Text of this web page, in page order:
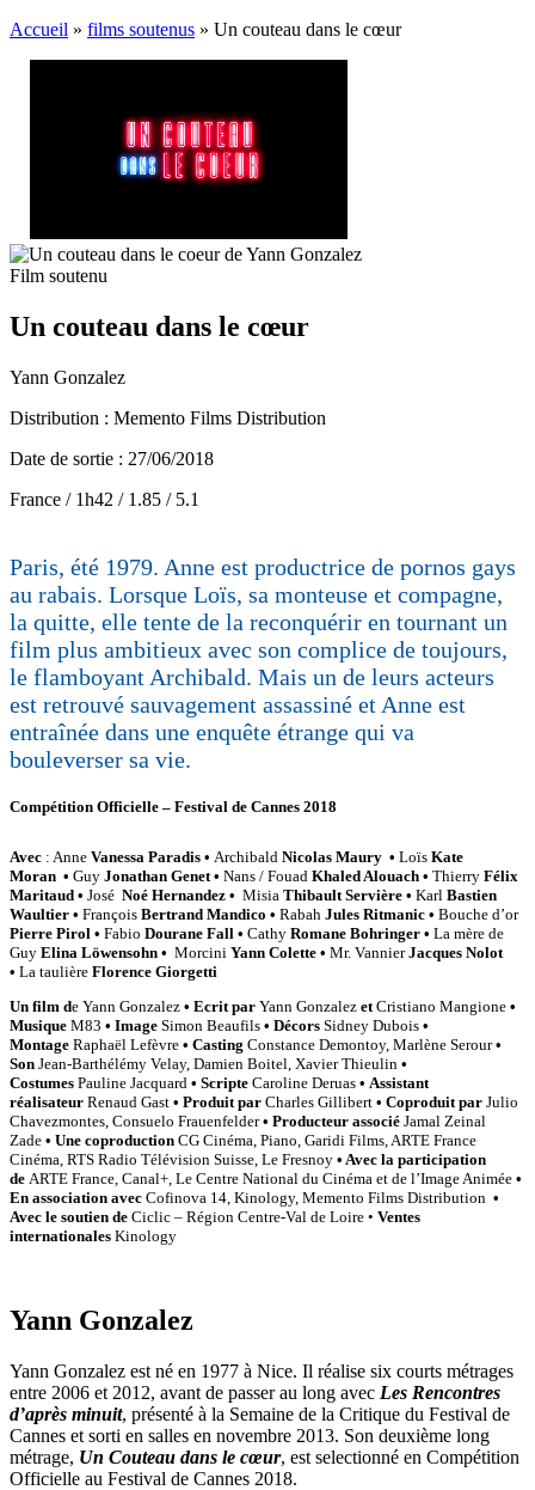
Accueil » films soutenus » Un couteau dans le cœur
Film soutenu
Un couteau dans le cœur
Yann Gonzalez
Distribution : Memento Films Distribution
Date de sortie : 27/06/2018
France / 1h42 / 1.85 / 5.1
Paris, été 1979. Anne est productrice de pornos gays
au rabais. Lorsque Loïs, sa monteuse et compagne,
la quitte, elle tente de la reconquérir en tournant un
film plus ambitieux avec son complice de toujours,
le flamboyant Archibald. Mais un de leurs acteurs
est retrouvé sauvagement assassiné et Anne est
entraînée dans une enquête étrange qui va
bouleverser sa vie.
Compétition Officielle – Festival de Cannes 2018
Avec : Anne Vanessa Paradis • Archibald Nicolas Maury • Loïs Kate
Moran • Guy Jonathan Genet • Nans / Fouad Khaled Alouach • Thierry Félix
Maritaud • José Noé Hernandez • Misia Thibault Servière • Karl Bastien
Waultier • François Bertrand Mandico • Rabah Jules Ritmanic • Bouche d’or
Pierre Pirol • Fabio Dourane Fall • Cathy Romane Bohringer • La mère de
Guy Elina Löwensohn • Morcini Yann Colette • Mr. VannierJacques Nolot
• La taulière Florence Giorgetti
Un film de Yann Gonzalez • Ecrit par Yann Gonzalez et Cristiano Mangione •
Musique M83 • Image Simon Beaufils • Décors Sidney Dubois •
Montage Raphaël Lefèvre • Casting Constance Demontoy, Marlène Serour•
Son Jean-Barthélémy Velay, Damien Boitel, Xavier Thieulin •
Costumes Pauline Jacquard • Scripte Caroline Deruas • Assistant
réalisateur Renaud Gast • Produit par Charles Gillibert • Coproduit par Julio
Chavezmontes, Consuelo Frauenfelder• Producteur associé Jamal Zeinal
Zade • Une coproduction CG Cinéma, Piano, Garidi Films, ARTE France
Cinéma, RTS Radio Télévision Suisse, Le Fresnoy • Avec la participation
de ARTE France, Canal+, Le Centre National du Cinéma et de l’Image Animée •
En association avec Cofinova 14, Kinology, Memento Films Distribution •
Avec le soutien de Ciclic – Région Centre-Val de Loire • Ventes
internationales Kinology
Yann Gonzalez
Yann Gonzalez est né en 1977 à Nice. Il réalise six courts métrages
entre 2006 et 2012, avant de passer au long avec Les Rencontres
d’après minuit, présenté à la Semaine de la Critique du Festival de
Cannes et sorti en salles en novembre 2013. Son deuxième long
métrage, Un Couteau dans le cœur, est selectionné en Compétition
Officielle au Festival de Cannes 2018.